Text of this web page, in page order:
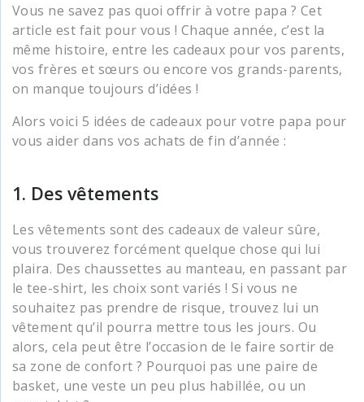
Vous ne savez pas quoi offrir à votre papa ? Cet
article est fait pour vous ! Chaque année, c’est la
même histoire, entre les cadeaux pour vos parents,
vos frères et sœurs ou encore vos grands-parents,
on manque toujours d’idées !
Alors voici 5 idées de cadeaux pour votre papa pour
vous aider dans vos achats de fin d’année :
1. Des vêtements
Les vêtements sont des cadeaux de valeur sûre,
vous trouverez forcément quelque chose qui lui
plaira. Des chaussettes au manteau, en passant par
le tee-shirt, les choix sont variés ! Si vous ne
souhaitez pas prendre de risque, trouvez lui un
vêtement qu’il pourra mettre tous les jours. Ou
alors, cela peut être l’occasion de le faire sortir de
sa zone de confort ? Pourquoi pas une paire de
basket, une veste un peu plus habillée, ou un